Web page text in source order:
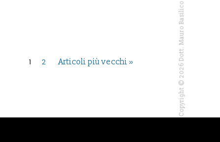
1 2 Articoli più vecchi » Copyright © 2026 Dott. Mauro Basilico